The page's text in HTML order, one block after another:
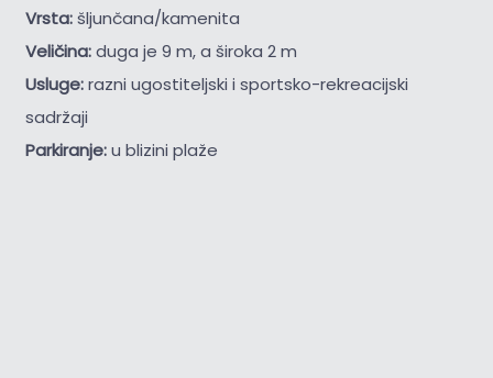
Vrsta:šljunčana/kamenita
Veličina:duga je 9 m, a široka 2 m
Usluge:razni ugostiteljski i sportsko-rekreacijski
sadržaji
Parkiranje:u blizini plaže